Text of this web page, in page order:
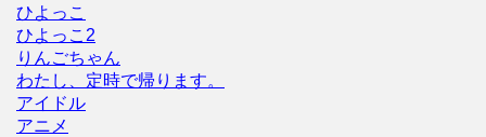
ひよっこ
ひよっこ2
りんごちゃん
わたし、定時で帰ります。
アイドル
アニメ